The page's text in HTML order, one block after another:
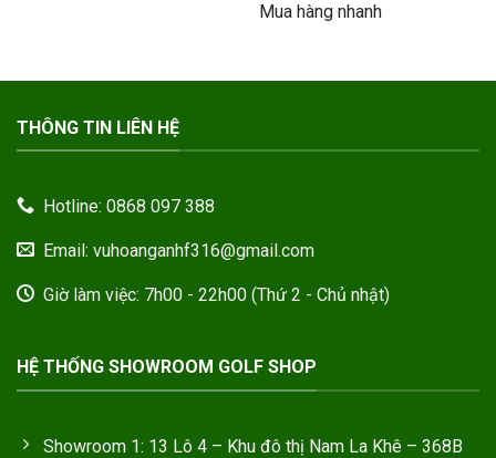
1.950.000VND.
Mua hàng nhanh
THÔNG TIN LIÊN HỆ
Hotline: 0868 097 388
Email: vuhoanganhf316@gmail.com
Giờ làm việc: 7h00 - 22h00 (Thứ 2 - Chủ nhật)
HỆ THỐNG SHOWROOM GOLF SHOP
Showroom 1: 13 Lô 4 – Khu đô thị Nam La Khê – 368B